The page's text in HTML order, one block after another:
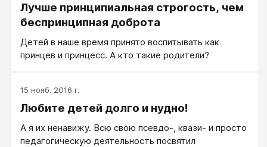
Лучше принципиальная строгость, чем
беспринципная доброта
Детей в наше время принято воспитывать как
принцев и принцесс. А кто такие родители?
15 нояб. 2016 г.
Любите детей долго и нудно!
А я их ненавижу. Всю свою псевдо-, квази- и просто
педагогическую деятельность посвятил